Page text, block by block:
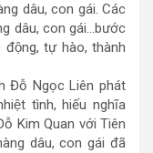
dâu, con gái. Các
dâu, con gái…bước
tự hào, thành
Đỗ Ngọc Liên phát
tình, hiếu nghĩa
Kim Quan với Tiên
dâu, con gái đã